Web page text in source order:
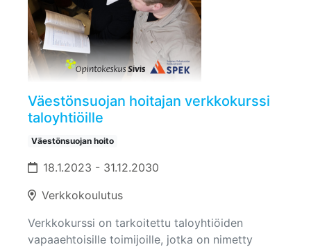
Väestönsuojan hoitajan verkkokurssi
taloyhtiöille
Väestönsuojan hoito
18.1.2023 - 31.12.2030
Verkkokoulutus
Verkkokurssi on tarkoitettu taloyhtiöiden
vapaaehtoisille toimijoille, jotka on nimetty